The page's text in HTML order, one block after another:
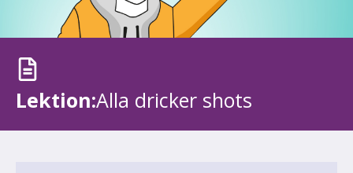
Lektion:Alla dricker shots